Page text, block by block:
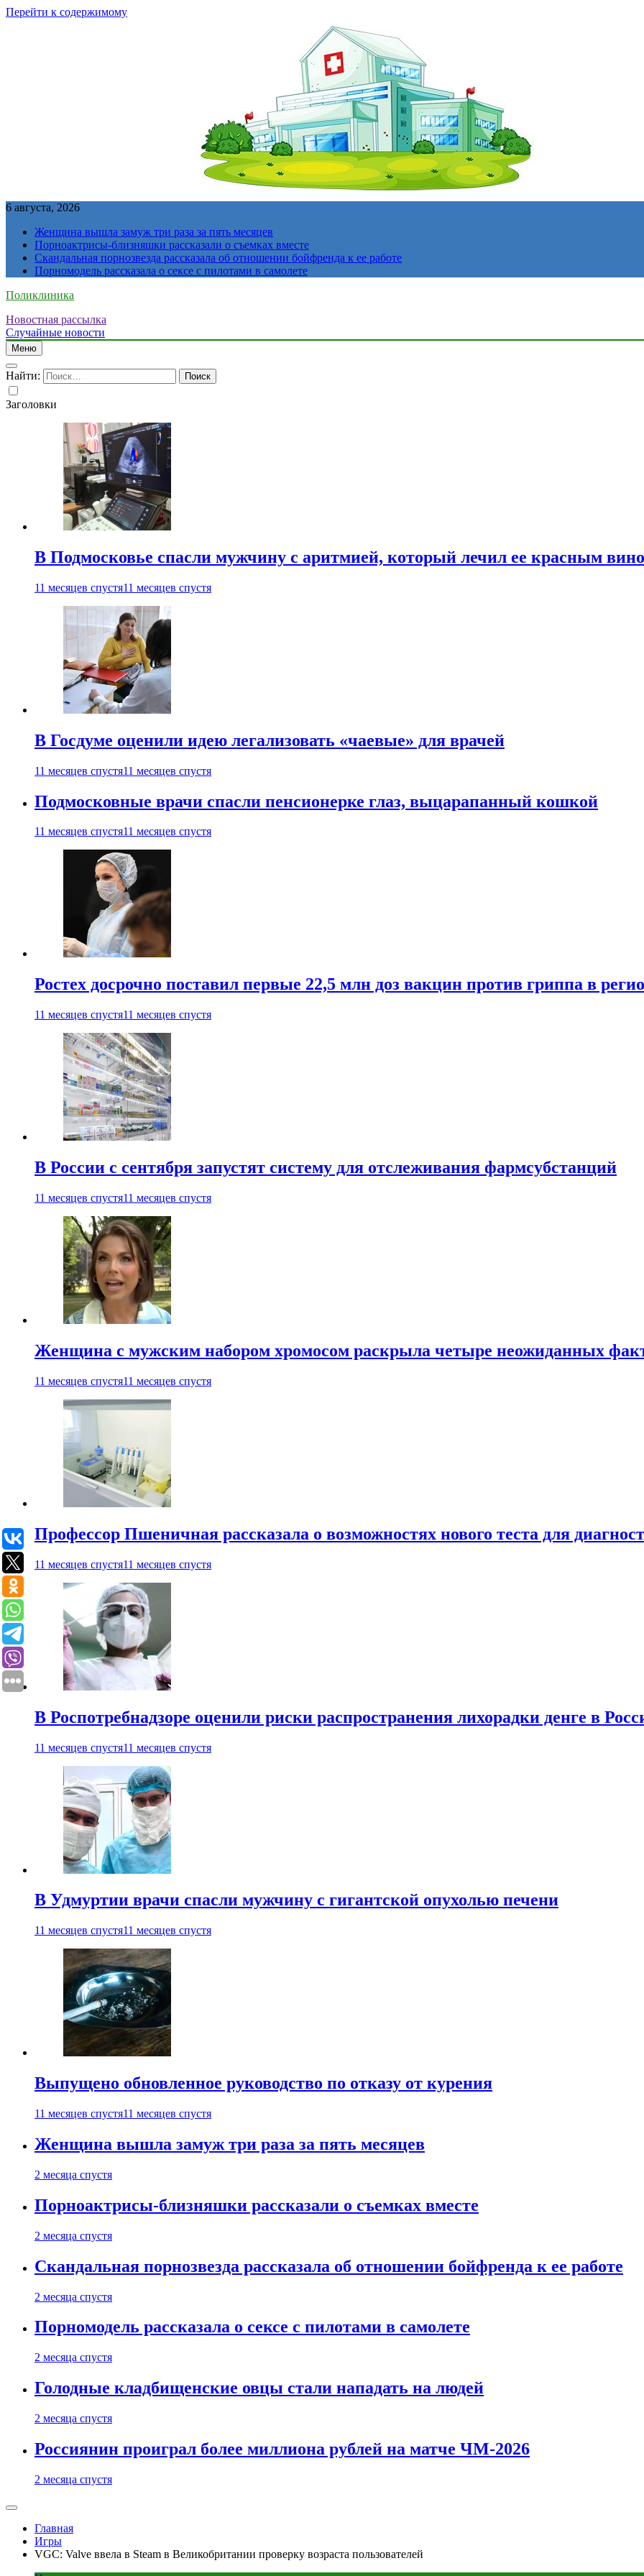
Перейти к содержимому
6 августа, 2026
Женщина вышла замуж три раза за пять месяцев
Порноактрисы-близняшки рассказали о съемках вместе
Скандальная порнозвезда рассказала об отношении бойфренда к ее работе
Порномодель рассказала о сексе с пилотами в самолете
Поликлиника
Новостная рассылка
Случайные новости
Меню
Найти:
Заголовки
В Подмосковье спасли мужчину с аритмией, который лечил ее красным
11 месяцев спустя11 месяцев спустя
В Госдуме оценили идею легализовать «чаевые» для врачей
11 месяцев спустя11 месяцев спустя
Подмосковные врачи спасли пенсионерке глаз, выцарапанный кошкой
11 месяцев спустя11 месяцев спустя
Ростех досрочно поставил первые 22,5 млн доз вакцин против гриппа в
11 месяцев спустя11 месяцев спустя
В России с сентября запустят систему для отслеживания фармсубстанций
11 месяцев спустя11 месяцев спустя
Женщина с мужским набором хромосом раскрыла четыре неожиданных
11 месяцев спустя11 месяцев спустя
Профессор Пшеничная рассказала о возможностях нового теста для
11 месяцев спустя11 месяцев спустя
В Роспотребнадзоре оценили риски распространения лихорадки денге в
11 месяцев спустя11 месяцев спустя
В Удмуртии врачи спасли мужчину с гигантской опухолью печени
11 месяцев спустя11 месяцев спустя
Выпущено обновленное руководство по отказу от курения
11 месяцев спустя11 месяцев спустя
Женщина вышла замуж три раза за пять месяцев
2 месяца спустя
Порноактрисы-близняшки рассказали о съемках вместе
2 месяца спустя
Скандальная порнозвезда рассказала об отношении бойфренда к ее работе
2 месяца спустя
Порномодель рассказала о сексе с пилотами в самолете
2 месяца спустя
Голодные кладбищенские овцы стали нападать на людей
2 месяца спустя
Россиянин проиграл более миллиона рублей на матче ЧМ-2026
2 месяца спустя
Главная
Игры
VGC: Valve ввела в Steam в Великобритании проверку возраста пользователей